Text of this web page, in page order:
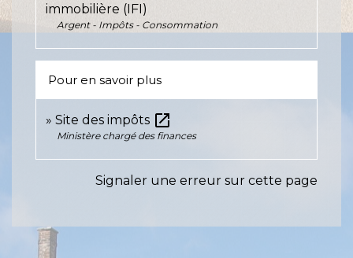
immobilière (IFI)
Argent - Impôts - Consommation
Pour en savoir plus
Site des impôts open_in_new
Ministère chargé des finances
Signaler une erreur sur cette page